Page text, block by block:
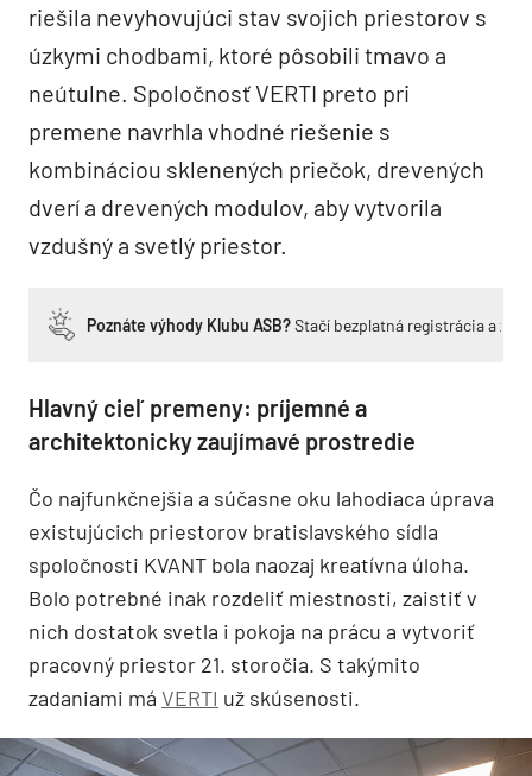
riešila nevyhovujúci stav svojich priestorov s
úzkymi chodbami, ktoré pôsobili tmavo a
neútulne. Spoločnosť VERTI preto pri
premene navrhla vhodné riešenie s
kombináciou sklenených priečok, drevených
dverí a drevených modulov, aby vytvorila
vzdušný a svetlý priestor.
Poznáte výhody Klubu ASB?Stačí bezplatná registrácia a
Hlavný cieľ premeny: príjemné a
architektonicky zaujímavé prostredie
Čo najfunkčnejšia a súčasne oku lahodiaca úprava
existujúcich priestorov bratislavského sídla
spoločnosti KVANT bola naozaj kreatívna úloha.
Bolo potrebné inak rozdeliť miestnosti, zaistiť v
nich dostatok svetla i pokoja na prácu a vytvoriť
pracovný priestor 21. storočia. S takýmito
zadaniami má VERTI už skúsenosti.